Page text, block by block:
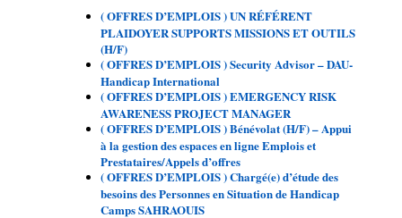
( OFFRES D’EMPLOIS ) UN RÉFÉRENT
PLAIDOYER SUPPORTS MISSIONS ET OUTILS
(H/F)
( OFFRES D’EMPLOIS ) Security Advisor – DAU-
Handicap International
( OFFRES D’EMPLOIS ) EMERGENCY RISK
AWARENESS PROJECT MANAGER
( OFFRES D’EMPLOIS ) Bénévolat (H/F) – Appui
à la gestion des espaces en ligne Emplois et
Prestataires/Appels d’offres
( OFFRES D’EMPLOIS ) Chargé(e) d’étude des
besoins des Personnes en Situation de Handicap
Camps SAHRAOUIS